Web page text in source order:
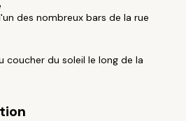
des nombreux bars de la rue
coucher du soleil le long de la